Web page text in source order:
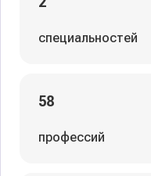
специальностей
58
профессий